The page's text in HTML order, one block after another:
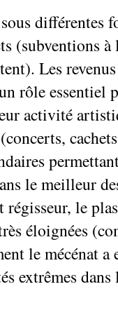
différentes
(subventions
Les
rôle essentiel
activité
le meilleur
le
éloignées
le mécénat
extrêmes